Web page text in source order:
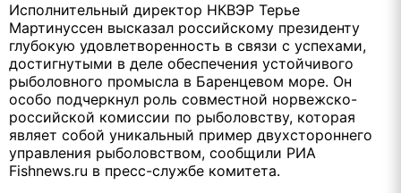
Исполнительный директор НКВЭР Терье
Мартинуссен высказал российскому президенту
глубокую удовлетворенность в связи с успехами,
достигнутыми в деле обеспечения устойчивого
рыболовного промысла в Баренцевом море. Он
особо подчеркнул роль совместной норвежско-
российской комиссии по рыболовству, которая
являет собой уникальный пример двухстороннего
управления рыболовством, сообщили РИА
Fishnews.ru в пресс-службе комитета.